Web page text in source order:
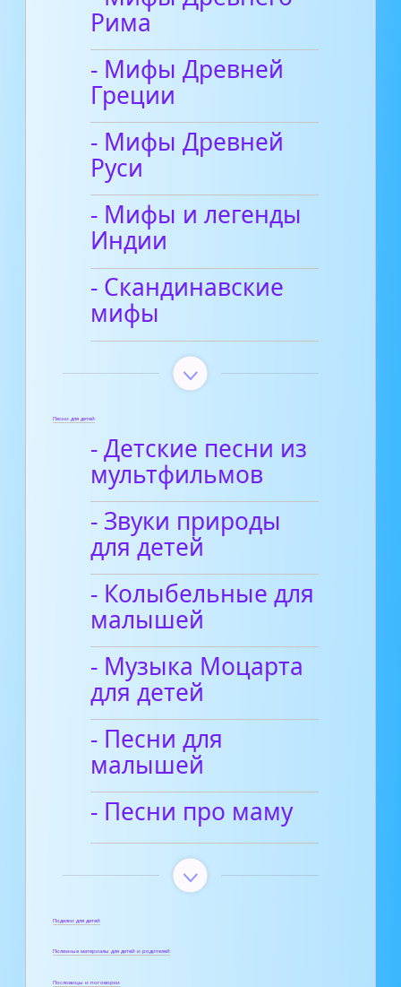
Рима
- Мифы Древней
Греции
- Мифы Древней
Руси
- Мифы и легенды
Индии
- Скандинавские
мифы
Песни для детей
- Детские песни из
мультфильмов
- Звуки природы
для детей
- Колыбельные для
малышей
- Музыка Моцарта
для детей
- Песни для
малышей
- Песни про маму
Поделки для детей
Полезные материалы для детей и родителей
Пословицы и поговорки